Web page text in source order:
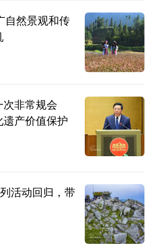
自然景观和传
非常规会
产价值保护
活动回归，带